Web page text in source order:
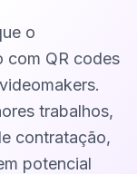
o
com QR codes
trabalhos,
contratação,
potencial